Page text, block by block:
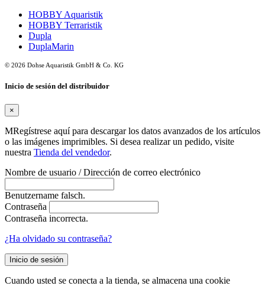
HOBBY Aquaristik
HOBBY Terraristik
Dupla
DuplaMarin
© 2026 Dohse Aquaristik GmbH & Co. KG
Inicio de sesión del distribuidor
×
MRegístrese aquí para descargar los datos avanzados de los artículos
o las imágenes imprimibles. Si desea realizar un pedido, visite
nuestra Tienda del vendedor.
Nombre de usuario / Dirección de correo electrónico
Benutzername falsch.
Contraseña
Contraseña incorrecta.
¿Ha olvidado su contraseña?
Inicio de sesión
Cuando usted se conecta a la tienda, se almacena una cookie